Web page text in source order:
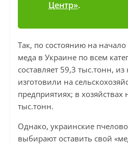
Центр».
Так, по состоянию на
меда в Украине по всем
составляет 59,3 тыс.тонн,
изготовили на
предприятиях; в
тыс.тонн.
Однако, украинские
выбирают оставить свой